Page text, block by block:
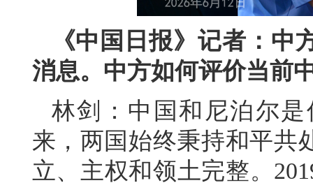
《中国日报》记者：
消息。中方如何评价当前
林剑：中国和尼泊尔
来，两国始终秉持和平共
立、主权和领土完整。